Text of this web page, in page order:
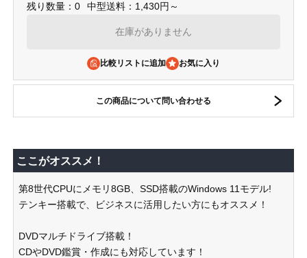
残り数量：0 中型送料：1,430円～
在庫がありません
比較リストに追加
この商品について問い合わせる
ここがオススメ！
第8世代CPUにメモリ8GB、SSD搭載のWindows 11モデル!
テンキー搭載で、ビジネスに活用したい方にもオススメ！
DVDマルチドライブ搭載！
CDやDVD鑑賞・作成にも対応しています！